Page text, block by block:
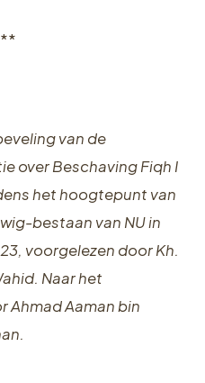
van de
over Beschaving Fiqh I
het hoogtepunt van
bestaan van NU in
voorgelezen door Kh.
Naar het
Ahmad Aaman bin